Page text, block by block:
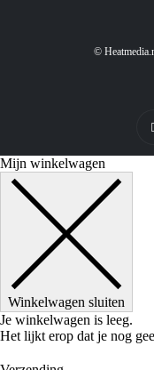
©
Mijn winkelwagen
Winkelwagen sluiten
Je winkelwagen is leeg.
Het lijkt erop dat je nog